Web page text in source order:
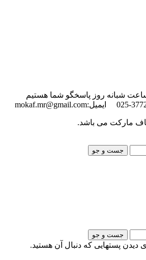
روز هفته، 24 ساعت شبانه روز پاسخگو شما هستیم
مارکت می باشد.
جست و جو
جست و جو
دیدن پستهایی که دنبال آن هستید.